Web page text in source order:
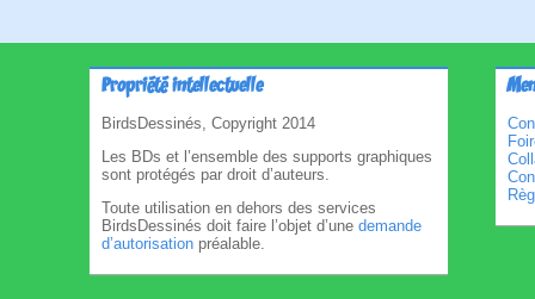
Propriété intellectuelle
BirdsDessinés, Copyright 2014
Les BDs et l’ensemble des supports graphiques
sont protégés par droit d’auteurs.
Toute utilisation en dehors des services
BirdsDessinés doit faire l’objet d’une demande
d’autorisation préalable.